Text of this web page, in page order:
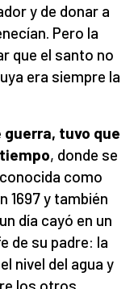
y de donar a
Pero la
que el santo no
era siempre la
tuvo que
, donde se
como
1697 y también
día cayó en un
de su padre: la
nivel del agua y
los otros